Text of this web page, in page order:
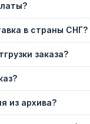
в страны СНГ?
заказа?
из архива?